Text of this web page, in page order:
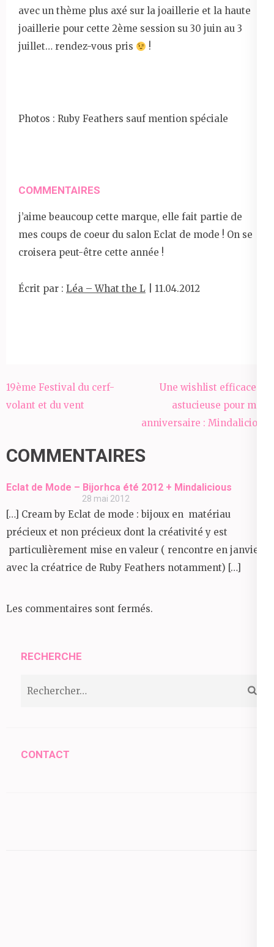
avec un thème plus axé sur la joaillerie et la haute
joaillerie pour cette 2ème session su 30 juin au 3
juillet… rendez-vous pris
!
Photos : Ruby Feathers sauf mention spéciale
COMMENTAIRES
j’aime beaucoup cette marque, elle fait partie de
mes coups de coeur du salon Eclat de mode ! On se
croisera peut-être cette année !
Écrit par : Léa – What the L | 11.04.2012
Navigation
de
19ème Festival du cerf-
volant et du vent
Une wishlist efficace et
astucieuse pour mon
anniversaire : Mindalicious
COMMENTAIRES
Eclat de Mode – Bijorhca été 2012 + Mindalicious
28 mai 2012
[…] Cream by Eclat de mode : bijoux en matériau
précieux et non précieux dont la créativité y est
particulièrement mise en valeur ( rencontre en janvier
avec la créatrice de Ruby Feathers notamment) […]
Les commentaires sont fermés.
RECHERCHE
CONTACT